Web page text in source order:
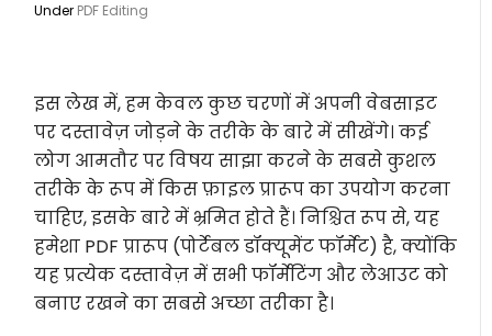
Under PDF Editing
इस लेख में, हम केवल कुछ चरणों में अपनी वेबसाइट
पर दस्तावेज़ जोड़ने के तरीके के बारे में सीखेंगे। कई
लोग आमतौर पर विषय साझा करने के सबसे कुशल
तरीके के रूप में किस फ़ाइल प्रारूप का उपयोग करना
चाहिए, इसके बारे में भ्रमित होते हैं। निश्चित रूप से, यह
हमेशा PDF प्रारूप (पोर्टेबल डॉक्यूमेंट फॉर्मेट) है, क्योंकि
यह प्रत्येक दस्तावेज़ में सभी फॉर्मेटिंग और लेआउट को
बनाए रखने का सबसे अच्छा तरीका है।